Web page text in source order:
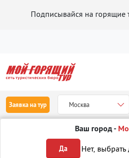
Подписывайся на горящие
Заявка на тур Москва
Ваш город -
Да Нет,
Отдых в России